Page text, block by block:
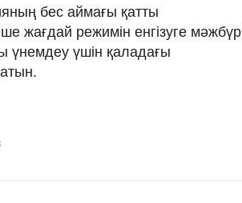
бес аймағы қатты
жағдай режимін енгізуге мәжбүр
үнемдеу үшін қаладағы